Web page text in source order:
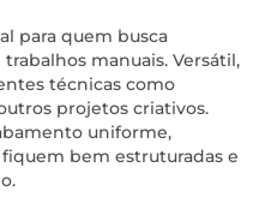
para quem busca
manuais. Versátil,
técnicas como
projetos criativos.
uniforme,
bem estruturadas e